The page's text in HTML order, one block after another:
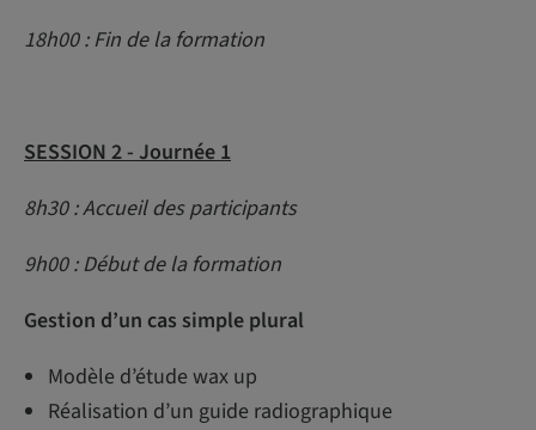
18h00 : Fin de la formation
SESSION 2 - Journée 1
8h30 : Accueil des participants
9h00 : Début de la formation
Gestion d’un cas simple plural
Modèle d’étude wax up
Réalisation d’un guide radiographique